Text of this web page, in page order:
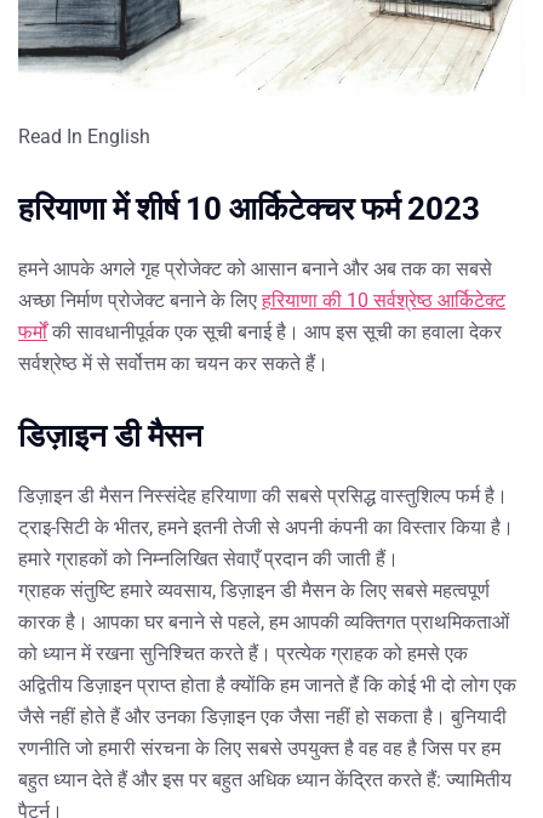
Read In English
हरियाणा में शीर्ष 10 आर्किटेक्चर फर्म 2023
हमने आपके अगले गृह प्रोजेक्ट को आसान बनाने और अब तक का सबसे
अच्छा निर्माण प्रोजेक्ट बनाने के लिएहरियाणा की 10 सर्वश्रेष्ठ आर्किटेक्ट
फर्मोंकी सावधानीपूर्वक एक सूची बनाई है। आप इस सूची का हवाला देकर
सर्वश्रेष्ठ में से सर्वोत्तम का चयन कर सकते हैं।
डिज़ाइन डी मैसन
डिज़ाइन डी मैसन निस्संदेह हरियाणा की सबसे प्रसिद्ध वास्तुशिल्प फर्म है।
ट्राइ-सिटी के भीतर, हमने इतनी तेजी से अपनी कंपनी का विस्तार किया है।
हमारे ग्राहकों को निम्नलिखित सेवाएँ प्रदान की जाती हैं।
ग्राहक संतुष्टि हमारे व्यवसाय, डिज़ाइन डी मैसन के लिए सबसे महत्वपूर्ण
कारक है। आपका घर बनाने से पहले, हम आपकी व्यक्तिगत प्राथमिकताओं
को ध्यान में रखना सुनिश्चित करते हैं। प्रत्येक ग्राहक को हमसे एक
अद्वितीय डिज़ाइन प्राप्त होता है क्योंकि हम जानते हैं कि कोई भी दो लोग एक
जैसे नहीं होते हैं और उनका डिज़ाइन एक जैसा नहीं हो सकता है। बुनियादी
रणनीति जो हमारी संरचना के लिए सबसे उपयुक्त है वह वह है जिस पर हम
बहुत ध्यान देते हैं और इस पर बहुत अधिक ध्यान केंद्रित करते हैं: ज्यामितीय
पैटर्न।